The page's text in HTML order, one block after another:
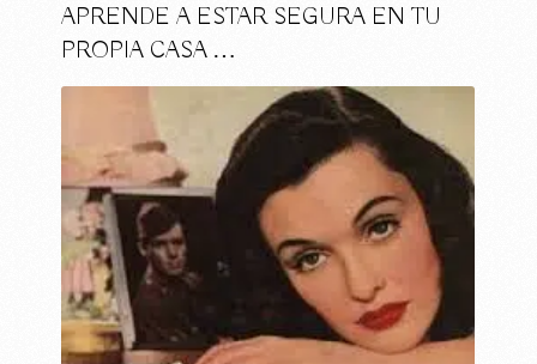
APRENDE A ESTAR SEGURA EN TU
PROPIA CASA …